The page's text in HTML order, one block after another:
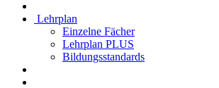
Lehrplan
Einzelne Fächer
Lehrplan PLUS
Bildungsstandards